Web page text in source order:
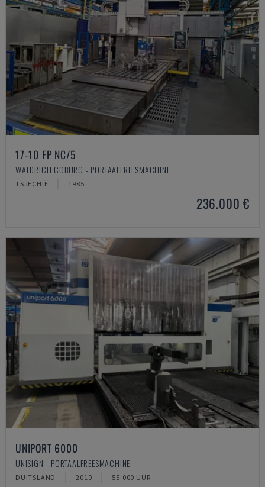
17-10 FP NC/5
WALDRICH COBURG - PORTAALFREESMACHINE
TSJECHIË 1985
236.000 €
UNIPORT 6000
UNISIGN - PORTAALFREESMACHINE
DUITSLAND 2010 55.000 UUR